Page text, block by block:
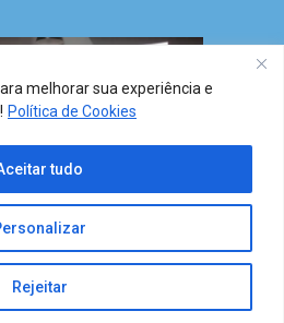
melhorar sua experiência e
Política de Cookies
Rejeitar
tudo